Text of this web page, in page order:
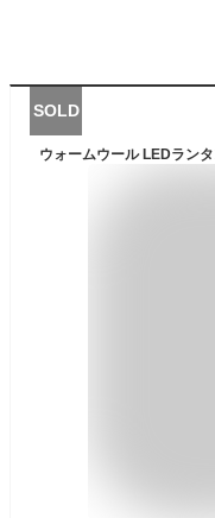
SOLD